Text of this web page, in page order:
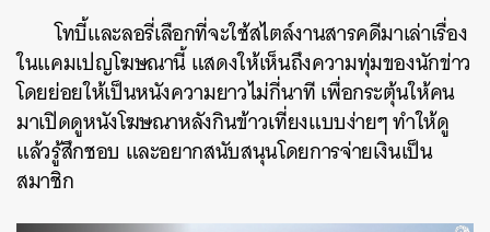
โทบี้และลอรี่เลือกที่จะใช้สไตล์งานสารคดีมาเล่าเรื่อง
ในแคมเปญโฆษณานี้แสดงให้เห็นถึงความทุ่มของนักข่าว
โดยย่อยให้เป็นหนังความยาวไม่กี่นาทีเพื่อกระตุ้นให้คน
มาเปิดดูหนังโฆษณาหลังกินข้าวเที่ยงแบบง่ายๆทำให้ดู
แล้วรู้สึกชอบ และอยากสนับสนุนโดยการจ่ายเงินเป็น
สมาชิก